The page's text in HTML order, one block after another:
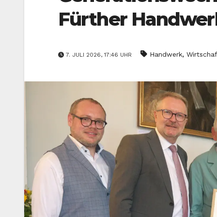
Fürther
7. JULI 2026, 17:46 UHR Handwerk,